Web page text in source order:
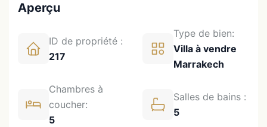
Aperçu
ID de propriété :
217
Type de bien:
Villa à vendre
Marrakech
Chambres à
coucher:
5
Salles de bains :
5